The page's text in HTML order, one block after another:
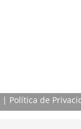
| Política de